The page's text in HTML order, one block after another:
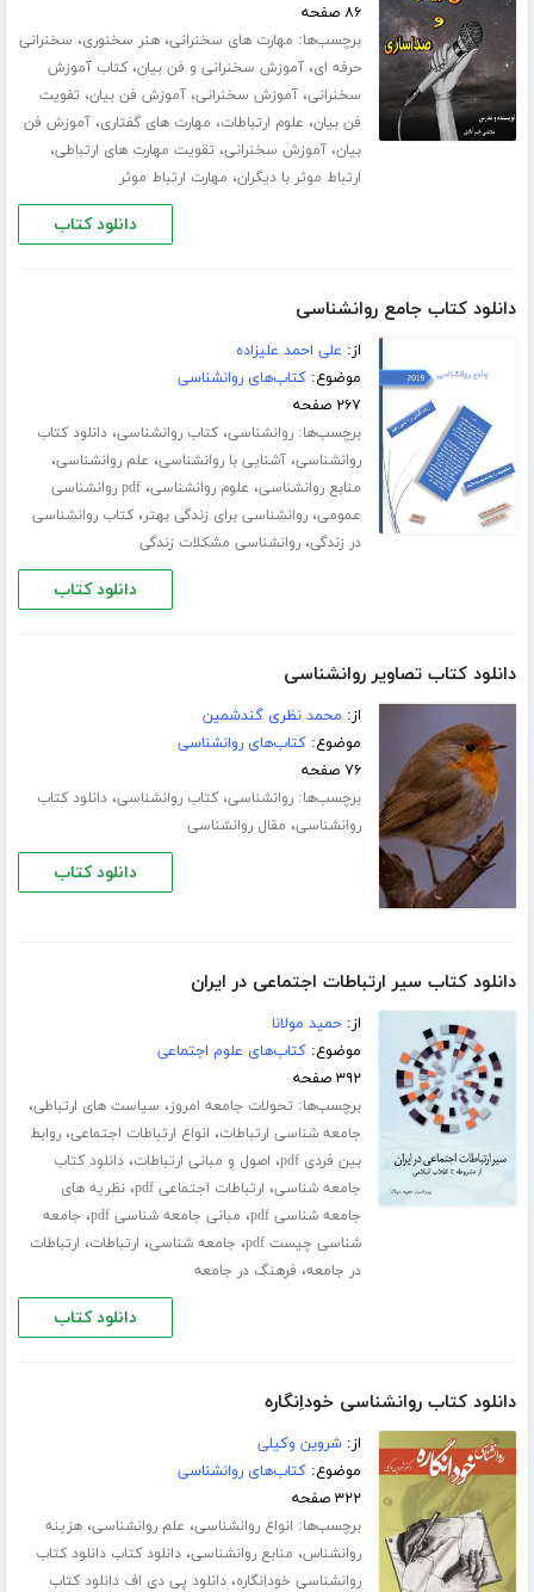
۸۶ صفحه
برچسب‌ها: مهارت های سخنرانی،هنر سخنوری، سخنرانی
حرفه ای،آموزش سخنرانی و فن بیان،کتاب آموزش
سخنرانی،آموزش سخنرانی،آموزش فن بیان، تقویت
فن بیان، علوم ارتباطات، مهارت های گفتاری،آموزش فن
بیان،آموزش سخنرانی، تقویت مهارت های ارتباطی،
ارتباط موثر با دیگران، مهارت ارتباط موثر
دانلود کتاب
دانلود کتاب جامع روانشناسی
از: علی احمد علیزاده
موضوع:کتاب‌های روانشناسی
۲۶۷ صفحه
برچسب‌ها:روانشناسی،کتاب روانشناسی،دانلود کتاب
روانشناسی،آشنایی با روانشناسی، علم روانشناسی،
منابع روانشناسی، علوم روانشناسی،
pdf روانشناسی
عمومی،روانشناسی برای زندگی بهتر،کتاب روانشناسی
در زندگی،روانشناسی مشکلات زندگی
دانلود کتاب
دانلود کتاب تصاویر روانشناسی
از: محمد نظری گندشمین
موضوع:کتاب‌های روانشناسی
۷۶ صفحه
برچسب‌ها:روانشناسی،کتاب روانشناسی،دانلود کتاب
روانشناسی، مقال روانشناسی
دانلود کتاب
دانلود کتاب سیر ارتباطات اجتماعی در ایران
از:حمید مولانا
موضوع:کتاب‌های علوم اجتماعی
۳۹۲ صفحه
برچسب‌ها: تحولات جامعه امروز، سیاست های ارتباطی،
جامعه شناسی ارتباطات، انواع ارتباطات اجتماعی،روابط
بین فردی pdf
، اصول و مبانی ارتباطات،دانلود کتاب
جامعه شناسی، ارتباطات اجتماعی pdf ،نظریه های
جامعه شناسی pdf
، مبانی جامعه شناسی pdf ، جامعه
شناسی چیست pdf
، جامعه شناسی، ارتباطات، ارتباطات
در جامعه، فرهنگ در جامعه
دانلود کتاب
دانلود کتاب روانشناسی خوداِنگاره
از:شروین وکیلی
موضوع:کتاب‌های روانشناسی
۳۲۲ صفحه
برچسب‌ها: انواع روانشناسی، علم روانشناسی،هزینه
روانشناس، منابع روانشناسی،دانلود کتاب دانلود کتاب
روانشناسی خوداِنگاره،دانلود پی دی اف دانلود کتاب